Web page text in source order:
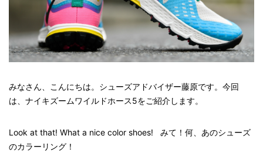
みなさん、こんにちは。シューズアドバイザー藤原です。今回
は、ナイキズームワイルドホース5をご紹介します。
Look at that! What a nice color shoes! みて！何、あのシューズ
のカラーリング！